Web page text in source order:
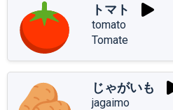
トマト
tomato
Tomate
じゃがいも
jagaimo